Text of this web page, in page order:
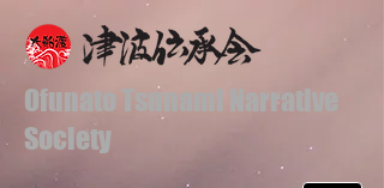
Ofunato Tsunami Narrative
Society